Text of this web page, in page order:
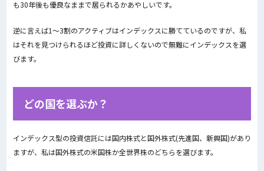
も30年後も優良なままで居られるかあやしいです。
逆に言えば1～3割のアクティブはインデックスに勝てているのですが、私
はそれを見つけられるほど投資に詳しくないので無難にインデックスを選
びます。
どの国を選ぶか？
インデックス型の投資信託には国内株式と国外株式(先進国、新興国)があり
ますが、私は国外株式の米国株か全世界株のどちらを選びます。